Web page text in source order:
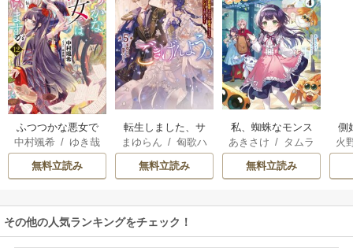
ふつつかな悪女で
はございますが
中村颯希 / ゆき哉
無料立読み
転生しました、サ
ラナ・キンジェで
す。ごきげんよ
う。
まゆらん /匈歌ハ
トリ
無料立読み
私、蜘蛛なモンス
ターをテイムした
ので、スパイダー
シルクで裁縫を頑
あきさけ / タムラ
ヨウ
無料立読み
側
火
その他の人気ランキングをチェック！